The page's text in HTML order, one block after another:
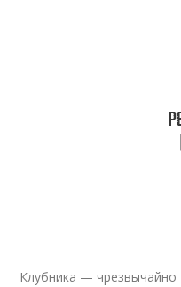
Клубника — чрезвычайно